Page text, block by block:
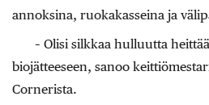
annoksina, ruokakasseina ja
– Olisi silkkaa hulluutta
biojätteeseen, sanoo
Cornerista.